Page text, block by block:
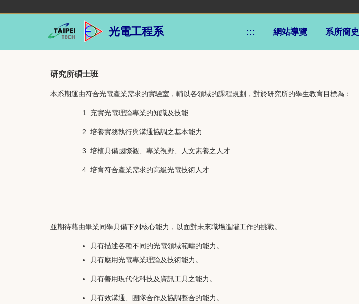
內
光電工程系 ::: 網站導覽 系所簡史
研究所碩士班
本系期運由符合光電產業需求的實驗室，輔以各領域的課程規劃，對於研究所的學生教育目標為：
充實光電理論專業的知識及技能
培養實務執行與溝通協調之基本能力
培植具備國際觀、專業視野、人文素養之人才
培育符合產業需求的高級光電技術人才
並期待藉由畢業同學具備下列核心能力，以面對未來職場進階工作的挑戰。
具有描述各種不同的光電領域範疇的能力。
具有應用光電專業理論及技術能力。
具有善用現代化科技及資訊工具之能力。
具有效溝通、團隊合作及協調整合的能力。